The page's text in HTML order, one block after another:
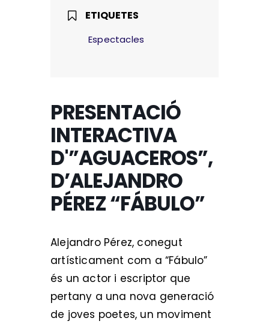
ETIQUETES
Espectacles
PRESENTACIÓ
INTERACTIVA
D'”AGUACEROS”,
D’ALEJANDRO
PÉREZ “FÁBULO”
Alejandro Pérez, conegut
artísticament com a “Fábulo”
és un actor i escriptor que
pertany a una nova generació
de joves poetes, un moviment